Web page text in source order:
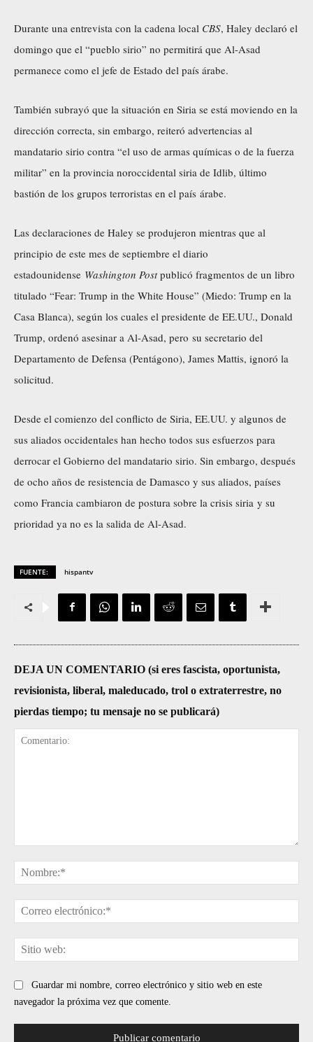
Durante una entrevista con la cadena local CBS, Haley declaró el
domingo que el “pueblo sirio” no permitirá que Al-Asad
permanece como el jefe de Estado del país árabe.
También subrayó que la situación en Siria se está moviendo en la
dirección correcta, sin embargo, reiteró advertencias al
mandatario sirio contra “el uso de armas químicas o de la fuerza
militar” en la provincia noroccidental siria de Idlib, último
bastión de los grupos terroristas en el país árabe.
Las declaraciones de Haley se produjeron mientras que al
principio de este mes de septiembre el diario
estadounidense Washington Postpublicó fragmentos de un libro
titulado “Fear: Trump in the White House” (Miedo: Trump en la
Casa Blanca), según los cuales el presidente de EE.UU., Donald
Trump, ordenó asesinar a Al-Asad, pero su secretario del
Departamento de Defensa (Pentágono), James Mattis, ignoró la
solicitud.
Desde el comienzo del conflicto de Siria, EE.UU. y algunos de
sus aliados occidentales han hecho todos sus esfuerzos para
derrocar el Gobierno del mandatario sirio. Sin embargo, después
de ocho años de resistencia de Damasco y sus aliados, países
como Francia cambiaron de postura sobre la crisis siria y su
prioridad ya no es la salida de Al-Asad.
FUENTE: hispantv
DEJA UN COMENTARIO (si eres fascista, oportunista,
revisionista, liberal, maleducado, trol o extraterrestre, no
pierdas tiempo; tu mensaje no se publicará)
Guardar mi nombre, correo electrónico y sitio web en este
navegador la próxima vez que comente.